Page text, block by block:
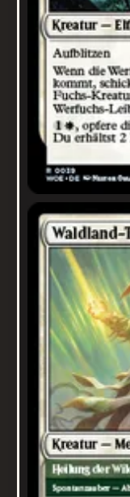
Waldland-Tempeldiener